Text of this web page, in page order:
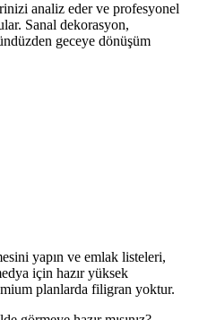
analiz eder ve profesyonel
Sanal dekorasyon,
geceye dönüşüm
yapın ve emlak listeleri,
için hazır yüksek
planlarda filigran yoktur.